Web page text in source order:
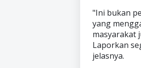
"Ini bukan
yang
masyarakat
Laporkan
jelasnya.